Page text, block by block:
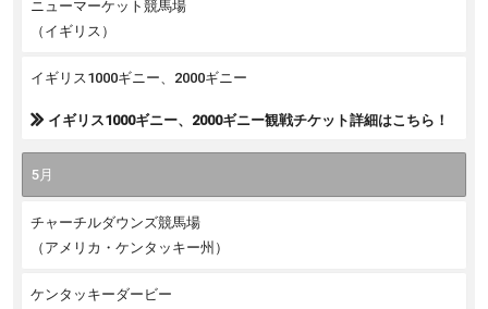
ニューマーケット競馬場
（イギリス）
イギリス1000ギニー、2000ギニー
イギリス1000ギニー、2000ギニー観戦チケット詳細はこちら！
5月
チャーチルダウンズ競馬場
（アメリカ・ケンタッキー州）
ケンタッキーダービー